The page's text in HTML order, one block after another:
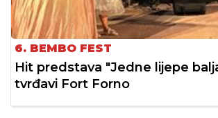
6. BEMBO FEST
Hit predstava "Jedne lijepe
tvrđavi Fort Forno